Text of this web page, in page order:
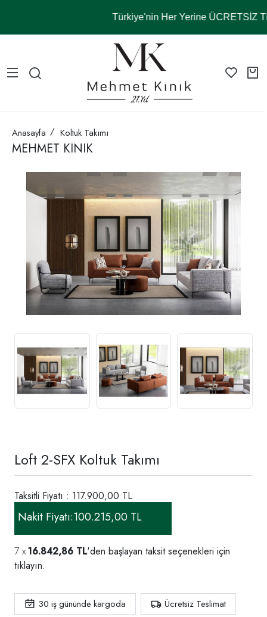
Türkiye'nin Her Yerine ÜCRETSİZ
Anasayfa Koltuk Takımı
MEHMET KINIK
Loft 2-SFX Koltuk Takımı
Taksitli Fiyatı : 117.900,00 TL
Nakit Fiyatı:100.215,00 TL
16.842,86 TL'den başlayan taksit seçenekleri için
tıklayın.
30 iş gününde kargoda Ücretsiz Teslimat